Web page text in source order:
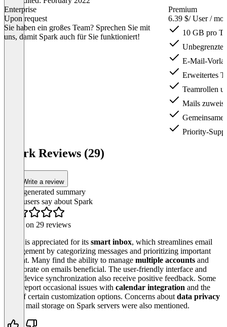
Enterprise
Upon request
Sie haben ein großes Team? Sprechen Sie mit
uns, damit Spark auch für Sie funktioniert!
Premium
6.39 $/ User /
10 GB pro
Unbegrenzte
E-Mail-
Erweitertes
Teamrollen
Mails
Gemeinsame
Priority-
Spark Reviews (29)
Write a review
AI-generated summary
What users say about Spark
Based on 29 reviews
Spark is appreciated for its smart inbox, which streamlines email
management by categorizing messages and prioritizing important
content. Many find the ability to manage multiple accounts and
collaborate on emails beneficial. The user-friendly interface and
cross-device synchronization also receive positive feedback. Some
users report occasional issues with calendar integration and the
lack of certain customization options. Concerns about data privacy
due to mail storage on Spark servers were also mentioned.